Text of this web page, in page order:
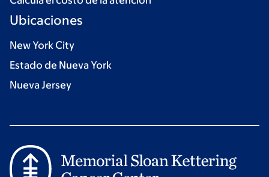
Ubicaciones
New York City
Estado de Nueva York
Nueva Jersey